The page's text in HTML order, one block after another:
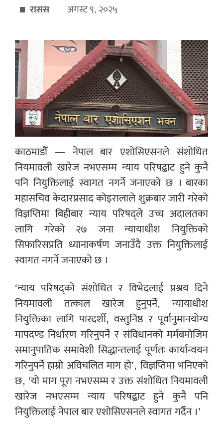
रासस अगस्ट ९, २०२५
काठमाडौँ — नेपाल बार एशोसिएसनले संशोधित
नियमावली खारेज नभएसम्म न्याय परिषद्बाट हुने कुनै
पनि नियुक्तिलाई स्वागत नगर्ने जनाएको छ । बारका
महासचिव केदारप्रसाद कोइरालाले शुक्रबार जारी गरेको
विज्ञप्तिमा बिहीबार न्याय परिषद्ले उच्च अदालतका
लागि गरेको २७ जना न्यायाधीश नियुक्तिको
सिफारिसप्रति ध्यानाकर्षण जनाउँदै उक्त नियुक्तिलाई
स्वागत नगर्ने जनाएको छ ।
‘न्याय परिषद्को संशोधित र विभेदलाई प्रश्रय दिने
नियमावली तत्काल खारेज हुनुपर्ने, न्यायाधीश
नियुक्तिका लागि पारदर्शी, वस्तुनिष्ठ र पूर्वानुमानयोग्य
मापदण्ड निर्धारण गरिनुपर्ने र संविधानको मर्मबमोजिम
समानुपातिक समावेशी सिद्धान्तलाई पूर्णतः कार्यान्वयन
गरिनुपर्ने हाम्रो अविचलित माग हो’, विज्ञप्तिमा भनिएको
छ, ‘यो माग पूरा नभएसम्म र उक्त संशोधित नियमावली
खारेज नभएसम्म न्याय परिषद्बाट हुने कुनै पनि
नियुक्तिलाई नेपाल बार एशोसिएसनले स्वागत गर्दैन ।’